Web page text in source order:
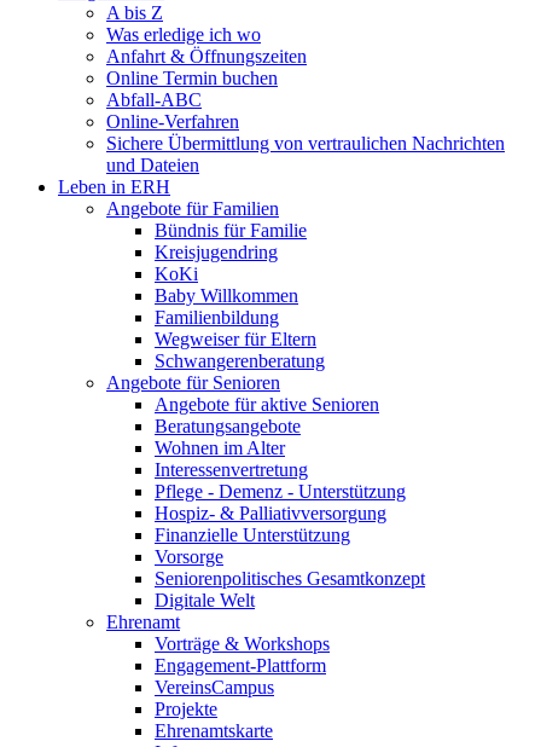
A bis Z
Was erledige ich wo
Anfahrt & Öffnungszeiten
Online Termin buchen
Abfall-ABC
Online-Verfahren
Sichere Übermittlung von vertraulichen Nachrichten
und Dateien
Leben in ERH
Angebote für Familien
Bündnis für Familie
Kreisjugendring
KoKi
Baby Willkommen
Familienbildung
Wegweiser für Eltern
Schwangerenberatung
Angebote für Senioren
Angebote für aktive Senioren
Beratungsangebote
Wohnen im Alter
Interessenvertretung
Pflege - Demenz - Unterstützung
Hospiz- & Palliativversorgung
Finanzielle Unterstützung
Vorsorge
Seniorenpolitisches Gesamtkonzept
Digitale Welt
Ehrenamt
Vorträge & Workshops
Engagement-Plattform
VereinsCampus
Projekte
Ehrenamtskarte